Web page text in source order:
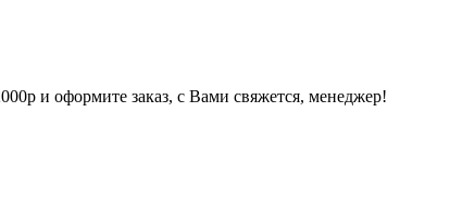
и оформите заказ, с Вами свяжется, менеджер!